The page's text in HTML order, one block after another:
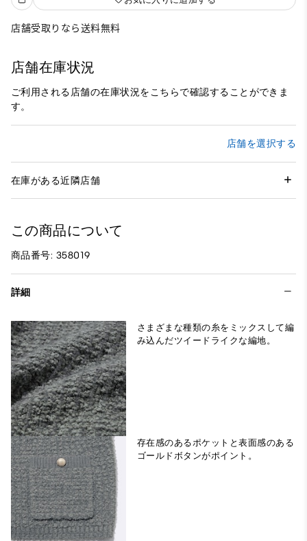
店舗受取りなら送料無料
店舗在庫状況
ご利用される店舗の在庫状況をこちらで確認することができま
す。
店舗を選択する
在庫がある近隣店舗
この商品について
商品番号: 358019
詳細
さまざまな種類の糸をミックスして編
み込んだツイードライクな編地。
存在感のあるポケットと表面感のある
ゴールドボタンがポイント。